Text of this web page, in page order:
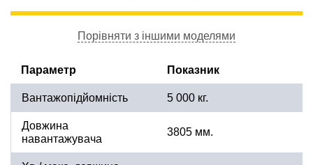
Порівняти з іншими моделями
Параметр Показник
Вантажопідйомність 5 000 кг.
Довжина
навантажувача
3805 мм.